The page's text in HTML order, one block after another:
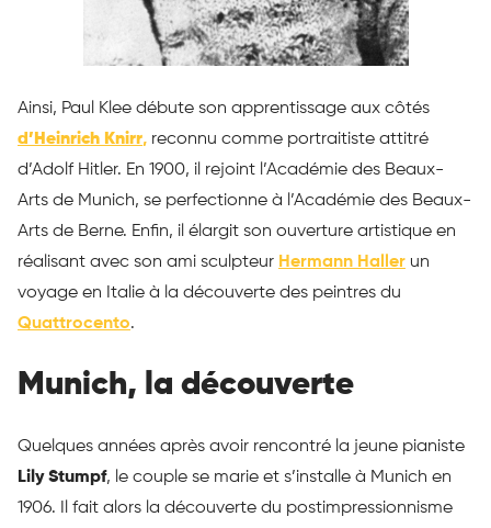
Ainsi, Paul Klee débute son apprentissage aux côtés
d’Heinrich Knirr, reconnu comme portraitiste attitré
d’Adolf Hitler. En 1900, il rejoint l’Académie des Beaux-
Arts de Munich, se perfectionne à l’Académie des Beaux-
Arts de Berne. Enfin, il élargit son ouverture artistique en
réalisant avec son ami sculpteur Hermann Haller un
voyage en Italie à la découverte des peintres du
Quattrocento.
Munich, la découverte
Quelques années après avoir rencontré la jeune pianiste
Lily Stumpf, le couple se marie et s’installe à Munich en
1906. Il fait alors la découverte du postimpressionnisme